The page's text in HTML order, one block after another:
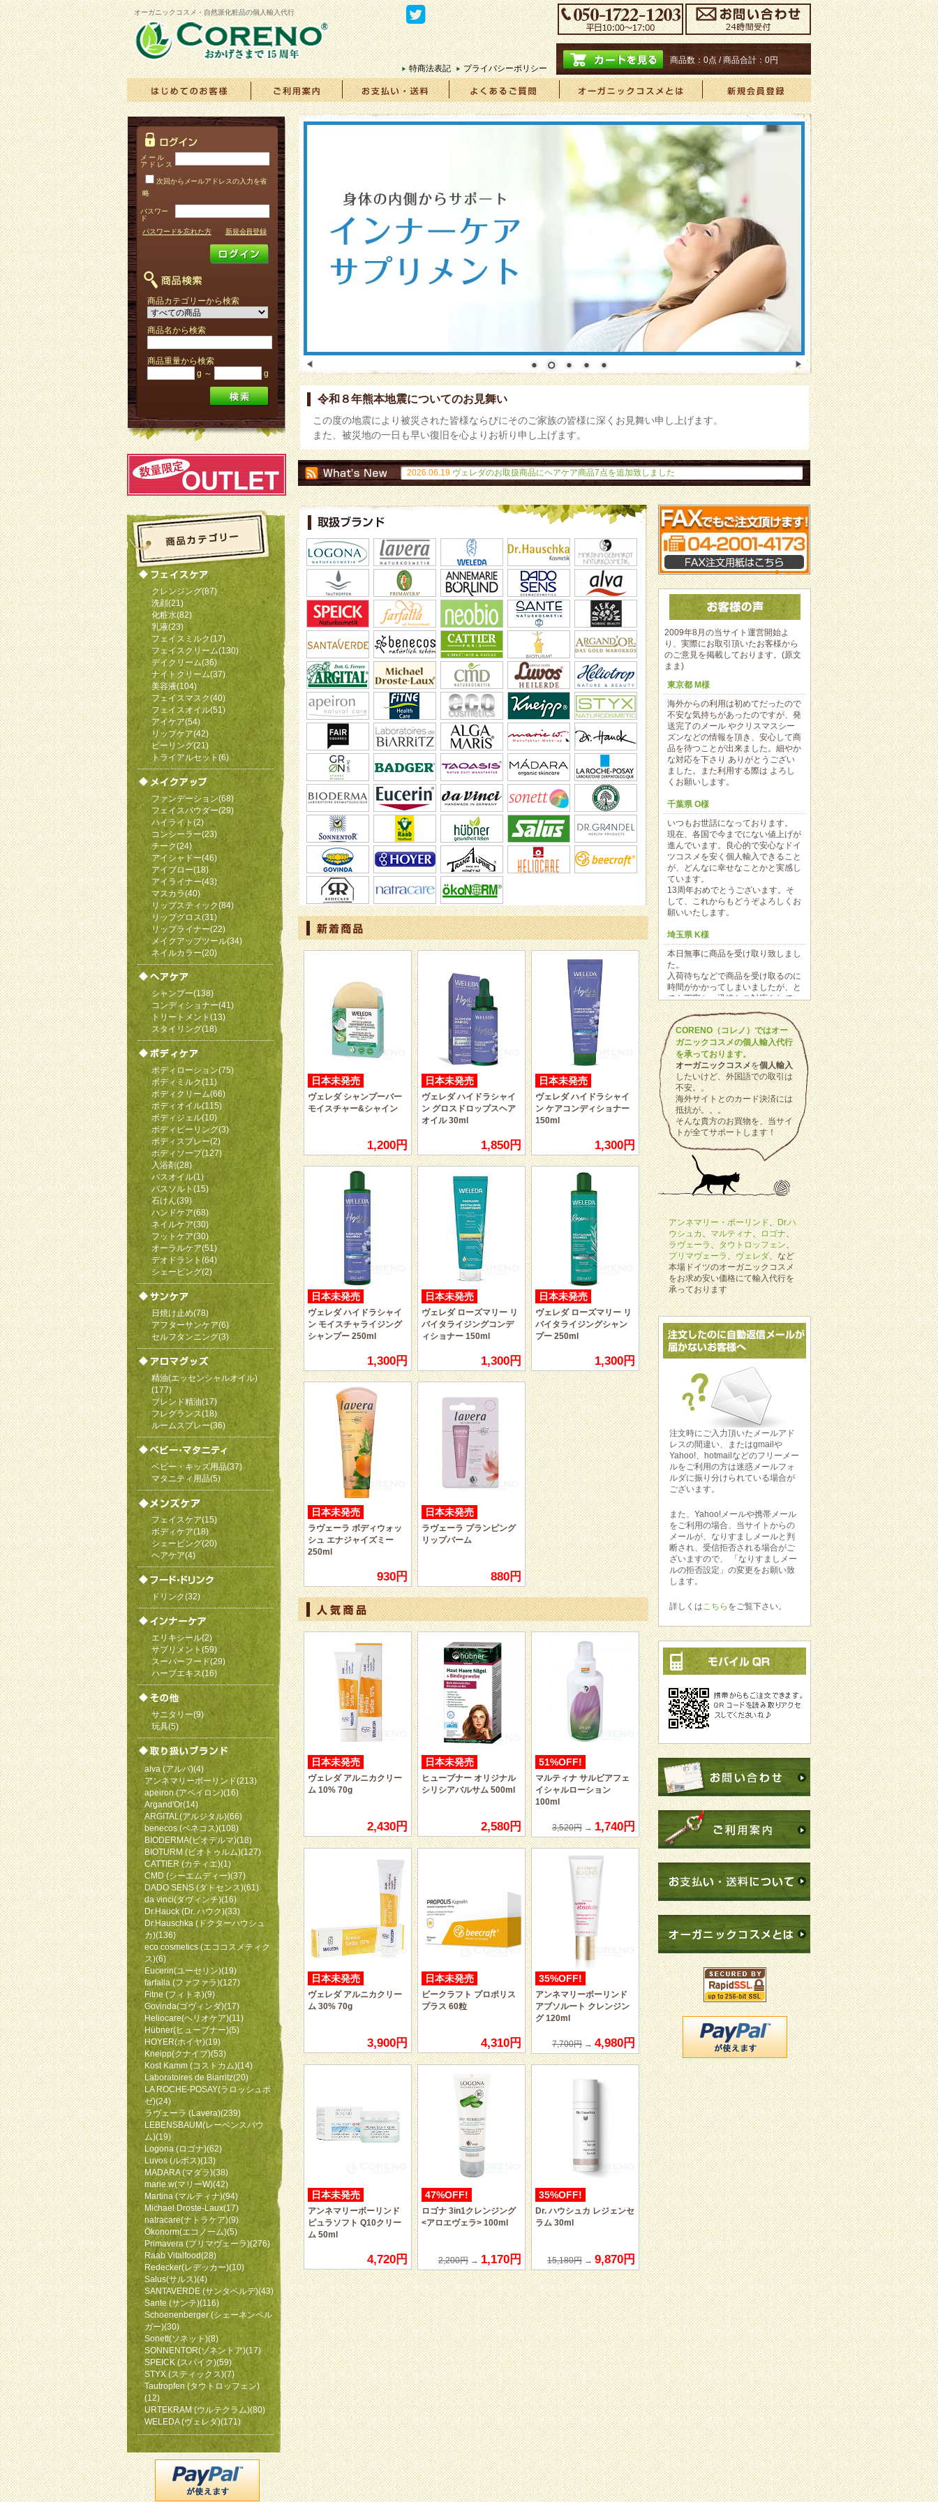
オーガニックコスメ・自然派化粧品の個人輸入代行
特商法表記 プライバシーポリシー
商品数：0点 / 商品合計： 0円
メール
アドレス
次回からメールアドレスの入力を省
略
パスワー
ド
パスワードを忘れた方
新規会員登録
商品カテゴリーから検索
商品名から検索
商品重量から検索
g ～
g
クレンジング(87)
洗顔(21)
化粧水(82)
乳液(23)
フェイスミルク(17)
フェイスクリーム(130)
デイクリーム(36)
ナイトクリーム(37)
美容液(104)
フェイスマスク(40)
フェイスオイル(51)
アイケア(54)
リップケア(42)
ピーリング(21)
トライアルセット(6)
ファンデーション(68)
フェイスパウダー(29)
ハイライト(2)
コンシーラー(23)
チーク(24)
アイシャドー(46)
アイブロー(18)
アイライナー(43)
マスカラ(40)
リップスティック(84)
リップグロス(31)
リップライナー(22)
メイクアップツール(34)
ネイルカラー(20)
シャンプー(138)
コンディショナー(41)
トリートメント(13)
スタイリング(18)
ボディローション(75)
ボディミルク(11)
ボディクリーム(66)
ボディオイル(115)
ボディジェル(10)
ボディピーリング(3)
ボディスプレー(2)
ボディソープ(127)
入浴剤(28)
バスオイル(1)
バスソルト(15)
石けん(39)
ハンドケア(68)
ネイルケア(30)
フットケア(30)
オーラルケア(51)
デオドラント(64)
シェービング(2)
日焼け止め(78)
アフターサンケア(6)
セルフタンニング(3)
精油(エッセンシャルオイル)
(177)
ブレンド精油(17)
フレグランス(18)
ルームスプレー(36)
ベビー・キッズ用品(37)
マタニティ用品(5)
フェイスケア(15)
ボディケア(18)
シェービング(20)
ヘアケア(4)
ドリンク(32)
エリキシール(2)
サプリメント(59)
スーパーフード(29)
ハーブエキス(16)
サニタリー(9)
玩具(5)
alva (アルバ)(4)
アンネマリーボーリンド(213)
apeiron (アペイロン)(16)
Argand'Or(14)
ARGITAL(アルジタル)(66)
benecos (ベネコス)(108)
BIODERMA(ビオデルマ)(18)
BIOTURM (ビオトゥルム)(127)
CATTIER (カティエ)(1)
CMD (シーエムディー)(37)
DADO SENS (ダドセンス)(61)
da vinci(ダヴィンチ)(16)
Dr.Hauck (Dr. ハウク)(33)
Dr.Hauschka (ドクターハウシュ
カ)(136)
eco cosmetics (エココスメティク
ス)(6)
Eucerin(ユーセリン)(19)
farfalla (ファファラ)(127)
Fitne (フィトネ)(9)
Govinda(ゴヴィンダ)(17)
Heliocare(ヘリオケア)(11)
Hübner(ヒューブナー)(5)
HOYER(ホイヤ)(19)
Kneipp(クナイプ)(53)
Kost Kamm (コストカム)(14)
Laboratoires de Biarritz(20)
LA ROCHE-POSAY(ラロッシュポ
ゼ)(24)
ラヴェーラ (Lavera)(239)
LEBENSBAUM(レーベンスバウ
ム)(19)
Logona (ロゴナ)(62)
Luvos (ルボス)(13)
MADARA (マダラ)(38)
marie.w(マリーW)(42)
Martina (マルティナ)(94)
Michael Droste-Laux(17)
natracare(ナトラケア)(9)
Ökonorm(エコノーム)(5)
Primavera (プリマヴェーラ)(276)
Raab Vitalfood(28)
Redecker(レデッカー)(10)
Salus(サルス)(4)
SANTAVERDE (サンタベルデ)(43)
Sante (サンテ)(116)
Schoenenberger (シェーネンベル
ガー)(30)
Sonett(ソネット)(8)
SONNENTOR(ゾネントア)(17)
SPEICK (スパイク)(59)
STYX (スティックス)(7)
Tautropfen (タウトロッフェン)
(12)
URTEKRAM (ウルテクラム)(80)
WELEDA (ヴェレダ)(171)
令和８年熊本地震についてのお見舞い
この度の地震により被災された皆様ならびにそのご家族の皆様に深くお見舞い申し上げます。
また、被災地の一日も早い復旧を心よりお祈り申し上げます。
2026.06.17 ラヴェーラのお取扱商品にメイク用品を追加致しました。
2025.11.06 ラヴェーラのお取扱商品を追加致しました。
2025.10.10 CMDのお取扱商品を追加致しました。
2025.10.06 アンネマリー・ボーリンドのお取扱にリニューアルされたヘアケア商品追加!
日本未発売
ヴェレダ シャンプーバー
モイスチャー&シャイン
1,200円
日本未発売
ヴェレダ ハイドラシャイ
ン グロスドロップスヘア
オイル 30ml
1,850円
日本未発売
ヴェレダ ハイドラシャイ
ン ケアコンディショナー
150ml
1,300円
日本未発売
ヴェレダ ハイドラシャイ
ン モイスチャライジング
シャンプー 250ml
1,300円
日本未発売
ヴェレダ ローズマリー リ
バイタライジングコンデ
ィショナー 150ml
1,300円
日本未発売
ヴェレダ ローズマリー リ
バイタライジングシャン
プー 250ml
1,300円
日本未発売
ラヴェーラ ボディウォッ
シュ エナジャイズミー
250ml
930円
日本未発売
ラヴェーラ プランピング
リップバーム
880円
日本未発売
ヴェレダ アルニカクリー
ム 10% 70g
2,430円
日本未発売
ヒューブナー オリジナル
シリシアバルサム 500ml
2,580円
51%OFF!
マルティナ サルビアフェ
イシャルローション
100ml
3,520円 → 1,740円
日本未発売
ヴェレダ アルニカクリー
ム 30% 70g
3,900円
日本未発売
ビークラフト プロポリス
プラス 60粒
4,310円
35%OFF!
アンネマリーボーリンド
アブソルート クレンジン
グ 120ml
7,700円 → 4,980円
日本未発売
アンネマリーボーリンド
ピュラソフト Q10クリー
ム 50ml
4,720円
47%OFF!
ロゴナ 3in1クレンジング
<アロエヴェラ> 100ml
2,200円 → 1,170円
35%OFF!
Dr. ハウシュカ レジェンセ
ラム 30ml
15,180円 → 9,870円
2009年8月の当サイト運営開始よ
り、実際にお取引頂いたお客様から
のご意見を掲載しております。(原文
まま)
東京都 M様
海外からの利用は初めてだったので
不安な気持ちがあったのですが、発
送完了のメール やクリスマスシー
ズンなどの情報を頂き、安心して商
品を待つことが出来ました。細やか
な対応を下さり ありがとうござい
ました。また利用する際は よろし
くお願いします。
千葉県 O様
いつもお世話になっております。
現在、各国で今までにない値上げが
進んでいます。良心的で安心なドイ
ツコスメを安く個人輸入できること
が、どんなに幸せなことかと実感し
ています。
13周年おめでとうございます。そ
して、これからもどうぞよろしくお
願いいたします。
埼玉県 K様
本日無事に商品を受け取り致しまし
た。
入荷待ちなどで商品を受け取るのに
時間がかかってしまいましたが、と
ても丁寧かつ迅速なご対応をしてい
ただき、安心して商品の到着を待つ
ことができました。欲しかった商品
を購入することができ、とても満足
しています。
また宜しくお願い致します。
新潟県 N様
先週、無事にドイツから私の為に
(笑)プリマヴェーラの精油が届きま
した。人生初の個人輸入代行依頼で
す。 長年続けていらっしゃり、レ
ビューも参考にメーカー公式HPは
改装中な上、ドイツ語は出来ません
し思い切ってお願いしました。
入金確認からの発送手続きも早く、
都度メールがきて安心でしたし、
EMSの番号を検索しながら今どこ
に荷物があるのか想像してとても楽
しみな時間を過ごせました。 瓶も
ぶつからないように梱包されて破損
や漏れもなかったです。また是非利
用させて下さい!この度はありがと
うございました!!
東京都 M様
昨日、無事に手元に商品が届きまし
た！ありがとうございます！
初めての取引でしたが、随時報告を
下さっていたので安心できました。
今後とも宜しくお願い致します。
本日無事届きました。今回が初めて
の個人輸入ということもあり、注文
した品を受け取るまでは少し心配で
した。受け取ってすぐに商品全てを
開封し中身を確認してみましたが、
Dr.ハウシュカ特有の素晴らしい香
りで、とても満足しています。購入
し易い価格で輸入をして頂けるおか
げで、日常的にハウシュカを愛用す
ることができ大変ありがたいです。
返事を頂き、購入前の不安も解消出
来ました。消費者の立場に立った誠
実な対応をして下さる御社は貴重で
大切な存在だと思います。今後とも
どうぞ宜しくお願い致します。
兵庫県 T様
注文時からとても丁寧にご対応いた
りました。
今回、購入に当たり、数店舗、価格
と送料を調べました。
現地での価格を知っておりますの
で、貴店の良心的な価格と送料に、
信頼できるお店だなと思いました。
(法外なお値段・送料のお店もあり
ましたので｡｡｡)
また、次回どうぞよろしくお願いい
東京都 K様
本日、再配達で無事に商品を受け取
りました。どうもありがとうござい
ました。
今回、配達、あるいは再配達が私の
不在期間中にかかるのではないか、
という心配から発送のタイミングの
件でお手数をおかけしてしまい、申
し訳ありませんでした。お騒がせし
てすみませんでした。
でも、このような場合、間に入って
コンタクトを取っていただける方が
いるのは心強いです！今回、実感し
ました。
商品もていね いに梱包していただ
いておりましたし、何よりも楽しみ
にしていた商品が届いたことが嬉し
いです。
次回の注文もよろしくお願いしま
す。どうもありがとうございまし
た。
大阪府 N様
個人輸入は、難しそうと思い、今ま
でデパートで購入しておりました
が、このような方法があるのを知
り、安心してチャレンジできました
♪
コスメ大好きなので、よろしくお願
いします。
東京都 E様
商品を受け取りました。クリスマス
シーズンなので、もっと時間がかか
ると思っていたので、こんなに早く
届いてとても嬉しいです。
年末のお忙しい中、早くに対応して
頂き本当にありがとうございます。
いつもですが、入金後すぐに入金確
認メールを頂けるし、商品もすぐに
発送して頂けるので、本当に安心し
て買い物ができます。
数あるお店の中で、貴店のようなお
店に出会えて私はラッキーです。こ
れからもまたお願いしたいと思いま
すので、今後とも宜しくお願い致し
ますm(_ _)m
東京都 M様
検索していてたまたま見つけまし
た。アロマ用品は実店舗だと点数が
限られているので、点数の多さが嬉
しいです。
安心して使えるオーガニックで、か
つ良心的な価格が何より気に入りま
した。今後も使用させていただきた
いと思っています。
静岡県 W様
本日、無事に商品が届きました。
今回オ－ガライフさんで初めてお買
い物させて頂きましたが大好きなオ
－ガニックコスメを安く買える事が
出来、本当に良い買い物が出来まし
CORENO（コレノ）ではオー
ガニックコスメの個人輸入代行
を承っております。
オーガニックコスメを個人輸入
したいけど、外国語での取引は
不安。。
海外サイトとのカード決済には
抵抗が。。。
そんな貴方のお買物を、当サイ
トが全てサポートします！
アンネマリー・ボーリンド、Dr.ハ
ウシュカ、 マルティナ、ロゴナ、
ラヴェーラ、タウトロッフェン、
プリマヴェーラ、ヴェレダ、など
本場ドイツのオーガニックコスメ
をお求め安い価格にて輸入代行を
承っております
注文時にご入力頂いたメールアド
レスの間違い、またはgmailや
Yahoo!、hotmailなどのフリーメー
ルをご利用の方は迷惑メールフォ
ルダに振り分けられている場合が
ございます。
また、Yahoo!メールや携帯メール
をご利用の場合、当サイトからの
メールが、なりすましメールと判
断され、受信拒否される場合がご
ざいますので、 「なりすましメー
ルの拒否設定」の変更をお願い致
します。
詳しくは こちら をご覧下さい。